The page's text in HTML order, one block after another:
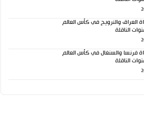
العراق والنرويج في كأس العالم
فرنسا والسنغال في كأس العالم